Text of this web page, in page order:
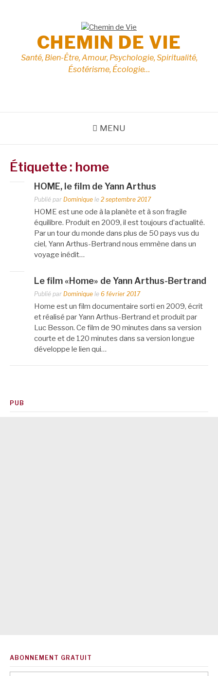
CHEMIN DE VIE
Santé, Bien-Être, Amour, Psychologie, Spiritualité,
Ésotérisme, Écologie…
MENU
Étiquette : home
HOME, le film de Yann Arthus
Publié par Dominique le 2 septembre 2017
HOME est une ode à la planète et à son fragile
équilibre. Produit en 2009, il est toujours d’actualité.
Par un tour du monde dans plus de 50 pays vus du
ciel, Yann Arthus-Bertrand nous emmène dans un
voyage inédit…
Le film «Home» de Yann Arthus-Bertrand
Publié par Dominique le 6 février 2017
Home est un film documentaire sorti en 2009, écrit
et réalisé par Yann Arthus-Bertrand et produit par
Luc Besson. Ce film de 90 minutes dans sa version
courte et de 120 minutes dans sa version longue
développe le lien qui…
PUB
ABONNEMENT GRATUIT